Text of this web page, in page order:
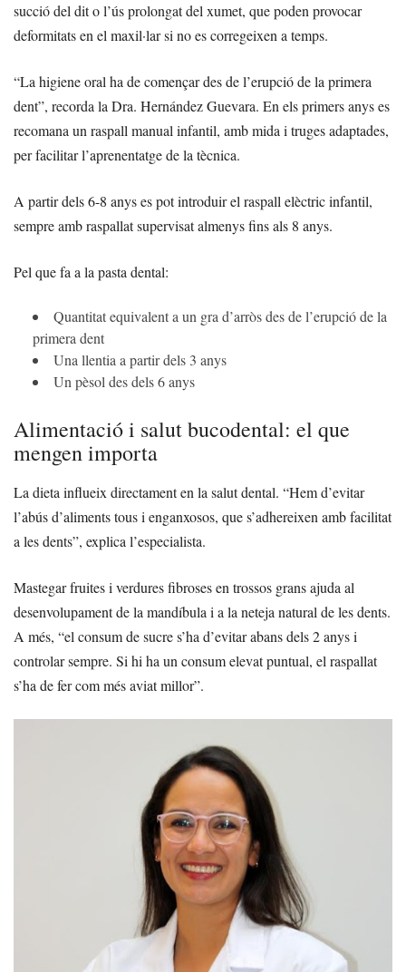
succió del dit o l’ús prolongat del xumet, que poden provocar
deformitats en el maxil·lar si no es corregeixen a temps.
“La higiene oral ha de començar des de l’erupció de la primera
dent”, recorda la Dra. Hernández Guevara. En els primers anys es
recomana un raspall manual infantil, amb mida i truges adaptades,
per facilitar l’aprenentatge de la tècnica.
A partir dels 6-8 anys es pot introduir el raspall elèctric infantil,
sempre amb raspallat supervisat almenys fins als 8 anys.
Pel que fa a la pasta dental:
Quantitat equivalent a un gra d’arròs des de l’erupció de la
primera dent
Una llentia a partir dels 3 anys
Un pèsol des dels 6 anys
Alimentació i salut bucodental: el que
mengen importa
La dieta influeix directament en la salut dental. “Hem d’evitar
l’abús d’aliments tous i enganxosos, que s’adhereixen amb facilitat
a les dents”, explica l’especialista.
Mastegar fruites i verdures fibroses en trossos grans ajuda al
desenvolupament de la mandíbula i a la neteja natural de les dents.
A més, “el consum de sucre s’ha d’evitar abans dels 2 anys i
controlar sempre. Si hi ha un consum elevat puntual, el raspallat
s’ha de fer com més aviat millor”.